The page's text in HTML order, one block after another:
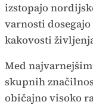
izstopajo
varnosti
kakovosti
Med
skupnih
običajno visoko